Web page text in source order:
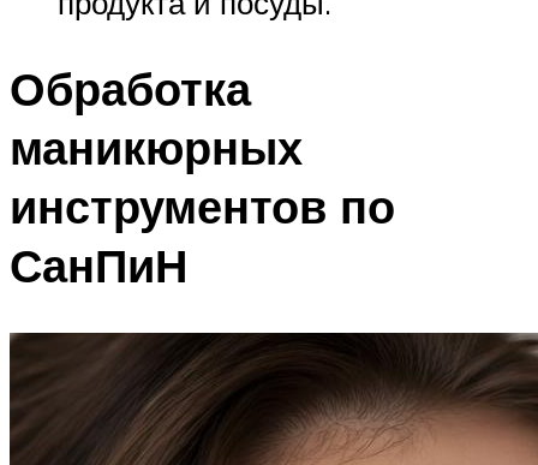
Обработка
маникюрных
инструментов по
СанПиН